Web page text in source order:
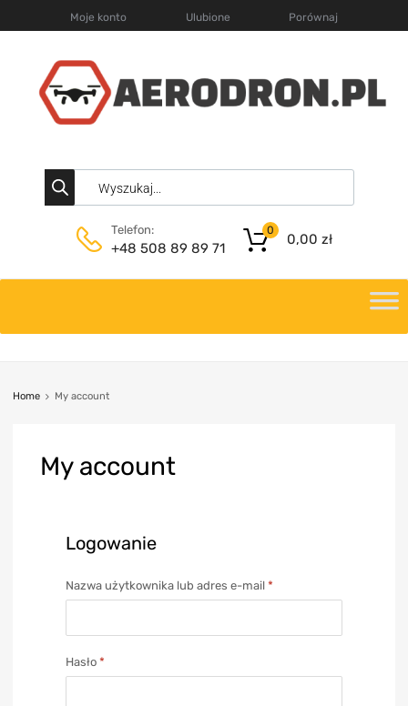
Moje konto Ulubione Porównaj
Telefon:
+48 508 89 89 71
0,00 zł
0
Home My account
Myaccount
Logowanie
Nazwa użytkownika lub adres e-mail *
Hasło *